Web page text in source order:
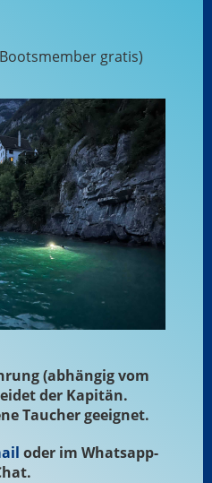
gratis)
(abhängig vom
der Kapitän.
Taucher geeignet.
oder im Whatsapp-